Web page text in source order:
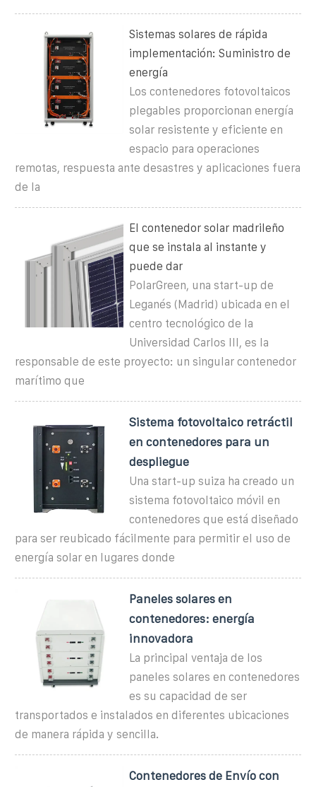
Sistemas solares de rápida
implementación: Suministro de
energía
Los contenedores fotovoltaicos
plegables proporcionan energía
solar resistente y eficiente en
espacio para operaciones
remotas, respuesta ante desastres y aplicaciones fuera
de la
El contenedor solar madrileño
que se instala al instante y
puede dar
PolarGreen, una start-up de
Leganés (Madrid) ubicada en el
centro tecnológico de la
Universidad Carlos III, es la
responsable de este proyecto: un singular contenedor
marítimo que
Sistema fotovoltaico retráctil
en contenedores para un
despliegue
Una start-up suiza ha creado un
sistema fotovoltaico móvil en
contenedores que está diseñado
para ser reubicado fácilmente para permitir el uso de
energía solar en lugares donde
Paneles solares en
contenedores: energía
innovadora
La principal ventaja de los
paneles solares en contenedores
es su capacidad de ser
transportados e instalados en diferentes ubicaciones
de manera rápida y sencilla.
Contenedores de Envío con